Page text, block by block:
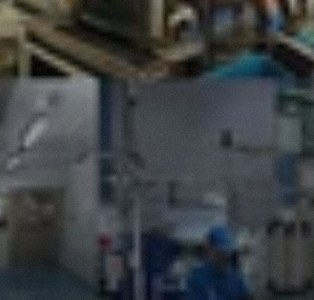
FasilitasProduksi